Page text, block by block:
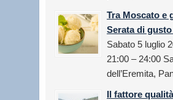
Tra Moscato e
Serata di
Sabato 5 luglio
21:00 – 24:00
dell’Eremita,
Il fattore